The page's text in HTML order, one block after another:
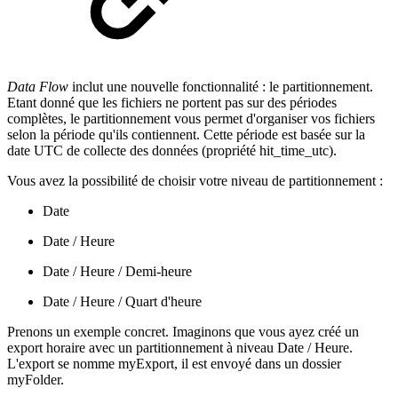
Data Flow inclut une nouvelle fonctionnalité : le partitionnement.
Etant donné que les fichiers ne portent pas sur des périodes
complètes, le partitionnement vous permet d'organiser vos fichiers
selon la période qu'ils contiennent. Cette période est basée sur la
date UTC de collecte des données (propriété hit_time_utc).
Vous avez la possibilité de choisir votre niveau de partitionnement :
Date
Date / Heure
Date / Heure / Demi-heure
Date / Heure / Quart d'heure
Prenons un exemple concret. Imaginons que vous ayez créé un
export horaire avec un partitionnement à niveau Date / Heure.
L'export se nomme myExport, il est envoyé dans un dossier
myFolder.